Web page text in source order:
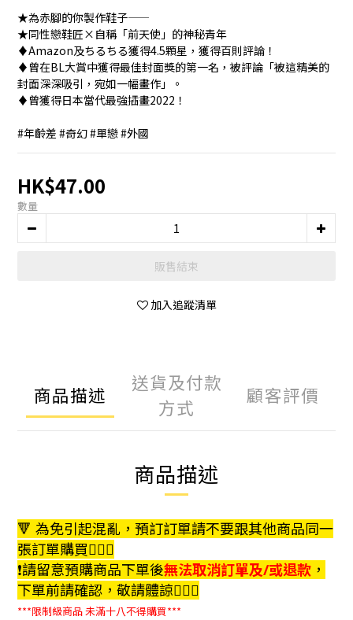
★為赤腳的你製作鞋子——
★同性戀鞋匠×自稱「前天使」的神秘青年
♦Amazon及ちるちる獲得4.5顆星，獲得百則評論！
♦曾在BL大賞中獲得最佳封面獎的第一名，被評論「被這精美的
封面深深吸引，宛如一幅畫作」。
♦曾獲得日本當代最強插畫2022！
#年齡差 #奇幻 #單戀 #外國
HK$47.00
數量
販售結束
加入追蹤清單
商品描述
送貨及付款
方式
顧客評價
商品描述
🔻 為免引起混亂，預訂訂單請不要跟其他商品同一
張訂單購買🙇🏻‍♀️
❗️請留意預購商品下單後無法取消訂單及/或退款 ，
下單前請確認，敬請體諒🙇🏻‍♀️
***限制級商品未滿十八不得購買***